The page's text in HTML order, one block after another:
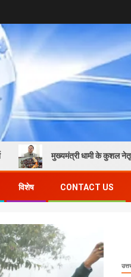
मुख्यमंत्री धामी के कुशल नेतृत्व में
विशेष CONTACT US